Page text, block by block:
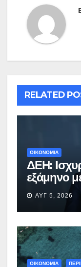
RELATED
ΟΙΚΟΝΟΜΙΑ
ΔΕΗ:
εξάμηνο
EBITDA
ΑΥΓ 5, 2026
ΟΙΚΟΝΟΜΙΑ